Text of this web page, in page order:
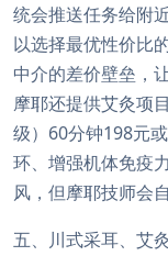
统会推送任务给附
以选择最优性价比
中介的差价壁垒，
摩耶还提供艾灸项
级）60分钟198元
环、增强机体免疫
风，但摩耶技师会
五、川式采耳、艾